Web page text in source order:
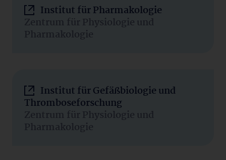
Institut für Pharmakologie
Zentrum für Physiologie und
Pharmakologie
Institut für Gefäßbiologie und
Thromboseforschung
Zentrum für Physiologie und
Pharmakologie